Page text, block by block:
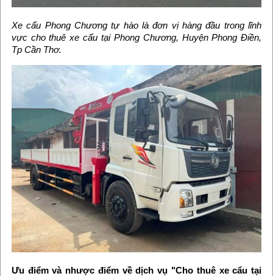
Xe cẩu Phong Chương tự hào là đơn vị hàng đầu trong lĩnh
vực cho thuê xe cẩu tại Phong Chương, Huyện Phong Điền,
Tp Cần Thơ.
Ưu điểm và nhược điểm về dịch vụ "Cho thuê xe cẩu tại